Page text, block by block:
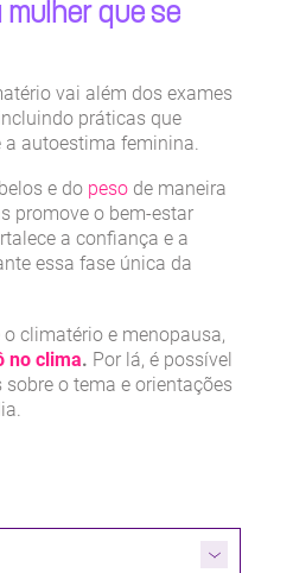
que se
vai além dos exames
práticas que
a autoestima feminina.
e do peso de maneira
promove o bem-estar
a confiança e a
essa fase única da
climatério e menopausa,
no clima. Por lá, é possível
o tema e orientações